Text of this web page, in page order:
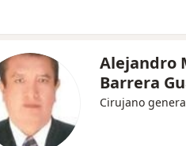
Alejandro
Barrera
Cirujano